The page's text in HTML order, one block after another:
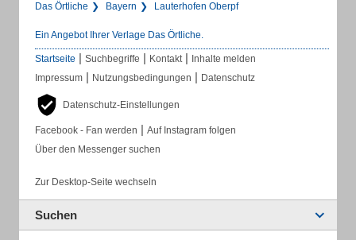
Das Örtliche Bayern Lauterhofen Oberpf
Ein Angebot Ihrer Verlage Das Örtliche.
Startseite | Suchbegriffe | Kontakt | Inhalte melden
Impressum | Nutzungsbedingungen | Datenschutz
Datenschutz-Einstellungen
Facebook - Fan werden | Auf Instagram folgen
Über den Messenger suchen
Zur Desktop-Seite wechseln
Suchen